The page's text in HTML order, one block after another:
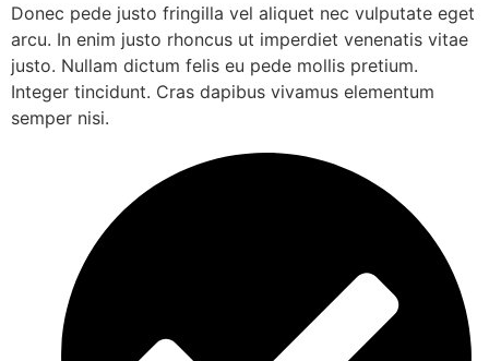
Donec pede justo fringilla vel aliquet nec vulputate eget
arcu. In enim justo rhoncus ut imperdiet venenatis vitae
justo. Nullam dictum felis eu pede mollis pretium.
Integer tincidunt. Cras dapibus vivamus elementum
semper nisi.